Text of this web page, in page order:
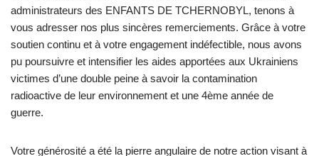
administrateurs des ENFANTS DE TCHERNOBYL, tenons à
vous adresser nos plus sincères remerciements. Grâce à votre
soutien continu et à votre engagement indéfectible, nous avons
pu poursuivre et intensifier les aides apportées aux Ukrainiens
victimes d’une double peine à savoir la contamination
radioactive de leur environnement et une 4ème année de
guerre.
Votre générosité a été la pierre angulaire de notre action visant à